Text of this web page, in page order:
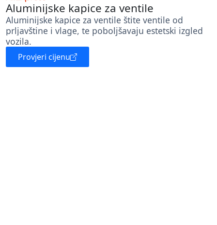
Aluminijske kapice za ventile
Aluminijske kapice za ventile štite ventile od
prljavštine i vlage, te poboljšavaju estetski izgled
vozila.
Provjeri cijenu